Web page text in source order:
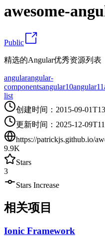
awesome-
Public
精选的Angular优秀资源列表
angularangular-
componentsangular10angular11
list
创建时间 ： 2015-09-
更新时间 ： 2025-12-
https://patrickjs.github.io/
9.9K
Stars
3
Stars Increase
相关项目
Ionic Framework